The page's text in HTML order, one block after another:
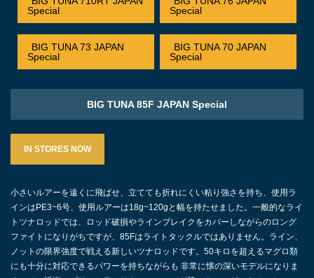
Special
Special
BIG TUNA 73 JAPAN
Special
BIG TUNA 70 JAPAN
Special
BIG TUNA 85F JAPAN Special
IN STORES NOW
小さいルアーを遠くに飛ばせ、立てても折れにくい粘り強さを持ち、使用ラ
インはPE3~6号、使用ルアーは18g~120gと幅を持たせました。一般的なライ
トツナロッドでは、ロッド破損やラインブレイクをカバーしながらのロング
ファイトになりがちですが、85Fはライトタックルではありません。ライン、
ノットの限界強度で戦える新しいツナロッドです。50キロを超えるマグロ類
にも十分に対応できるパワーを持ちながらも 非常に懐の深いモデルになりま